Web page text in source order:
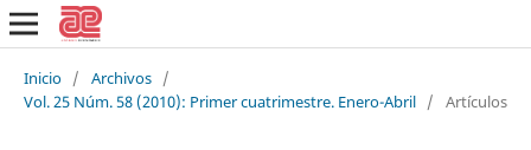
Inicio / Archivos /
Vol. 25 Núm. 58 (2010): Primer cuatrimestre. Enero-Abril / Artículos